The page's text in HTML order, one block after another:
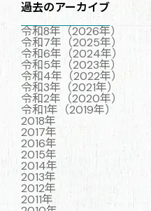
過去のアーカイブ
令和8年（2026年）
令和7年（2025年）
令和6年（2024年）
令和5年（2023年）
令和4年（2022年）
令和3年（2021年）
令和2年（2020年）
令和1年（2019年）
2018年
2017年
2016年
2015年
2014年
2013年
2012年
2011年